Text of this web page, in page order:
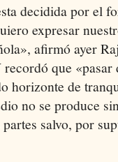
decidida por el
expresar
afirmó ayer
que
horizonte de
no se produce
salvo, por